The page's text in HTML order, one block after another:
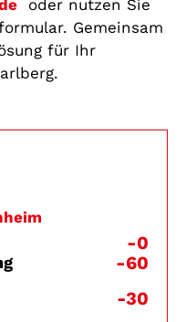
oder nutzen Sie
Gemeinsam
für Ihr
-0
-60
-30